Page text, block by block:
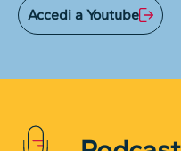
Accedi a Youtube